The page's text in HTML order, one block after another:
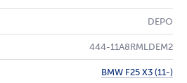
DEPO
444-11A8RMLDEM2
BMW F25 X3 (11-)